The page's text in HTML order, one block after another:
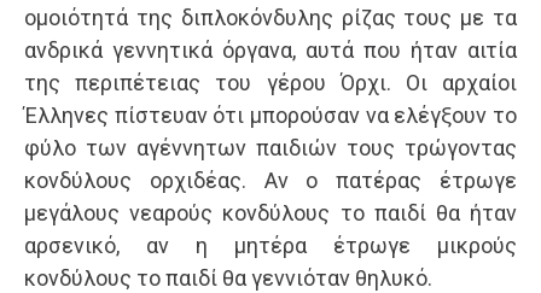
ομοιότητά της διπλοκόνδυλης ρίζας τους με τα
ανδρικά γεννητικά όργανα, αυτά που ήταν αιτία
της περιπέτειας του γέρου Όρχι. Οι αρχαίοι
Έλληνες πίστευαν ότι μπορούσαν να ελέγξουν το
φύλο των αγέννητων παιδιών τους τρώγοντας
κονδύλους ορχιδέας. Αν ο πατέρας έτρωγε
μεγάλους νεαρούς κονδύλους το παιδί θα ήταν
αρσενικό, αν η μητέρα έτρωγε μικρούς
κονδύλους το παιδί θα γεννιόταν θηλυκό.